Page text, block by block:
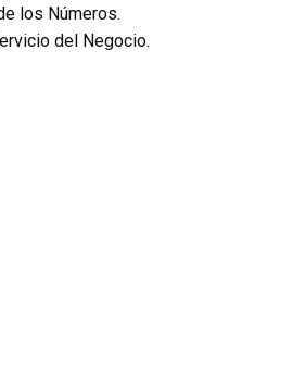
los Números.
del Negocio.